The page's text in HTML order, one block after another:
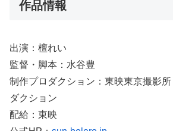
作品情報
出演：檀れい
監督・脚本：水谷豊
制作プロダクション：東映東京撮影
ダクション
配給：東映